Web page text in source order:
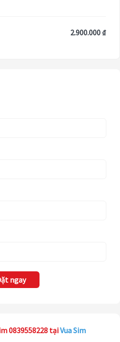
2.900.000 ₫
ngay
0839558228 tạiVua Sim